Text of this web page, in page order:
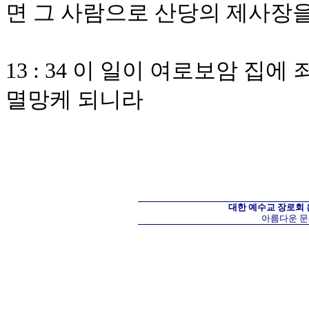
면 그 사람으로 산당의 제사장
13 : 34 이 일이 여로보암 집에
멸망케 되니라
대한 예수교 장로회
아름다운